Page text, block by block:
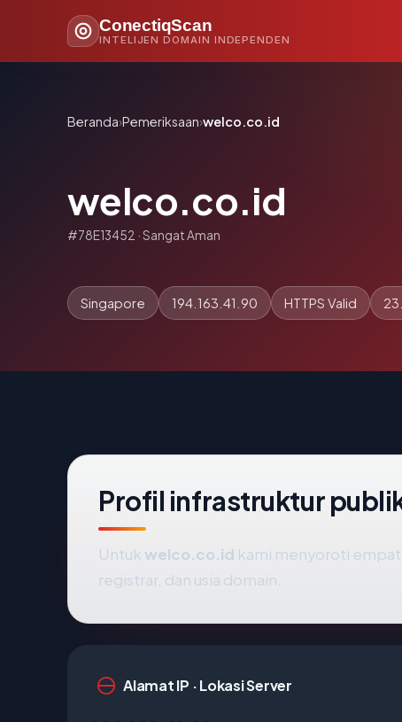
ConectiqScan
INTELIJEN DOMAIN INDEPENDEN
Beranda›Pemeriksaan›welco.co.id
welco.co.id
#78E13452 · Sangat Aman
Singapore 194.163.41.90 HTTPS Valid
Profil infrastruktur
Untuk welco.co.id kami menyoroti
registrar, dan usia domain.
Alamat IP · Lokasi Server